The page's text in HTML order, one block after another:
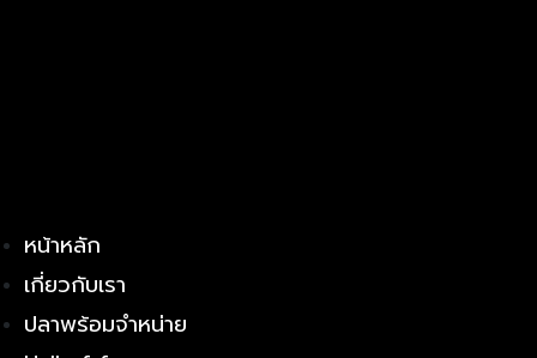
หน้าหลัก
เกี่ยวกับเรา
ปลาพร้อมจำหน่าย